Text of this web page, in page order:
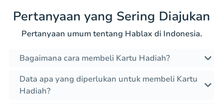
Pertanyaan yang Sering Diajukan
Pertanyaan umum tentang Hablax di Indonesia.
Bagaimana cara membeli Kartu Hadiah?
Data apa yang diperlukan untuk membeli Kartu
Hadiah?